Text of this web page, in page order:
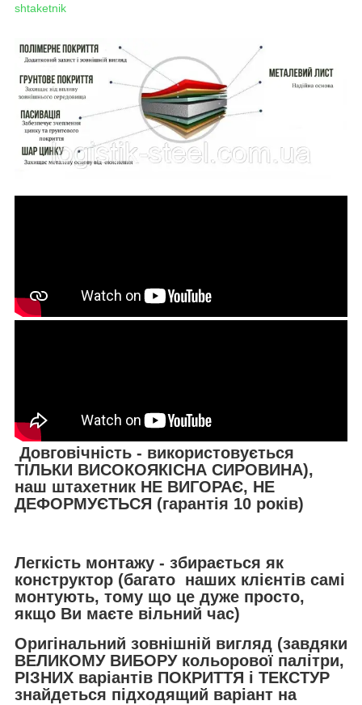
shtaketnik
Довговічність - використовується
ТІЛЬКИ ВИСОКОЯКІСНА СИРОВИНА),
наш штахетник НЕ ВИГОРАЄ, НЕ
ДЕФОРМУЄТЬСЯ (гарантія 10 років)
Легкість монтажу - збирається як
конструктор (багато наших клієнтів самі
монтують, тому що це дуже просто,
якщо Ви маєте вільний час)
Оригінальний зовнішній вигляд (завдяки
ВЕЛИКОМУ ВИБОРУ кольорової палітри,
РІЗНИХ варіантів ПОКРИТТЯ і ТЕКСТУР
знайдеться підходящий варіант на